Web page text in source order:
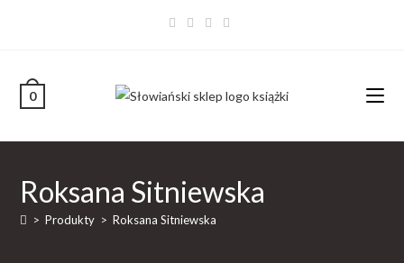
0
Roksana Sitniewska
> Produkty > Roksana Sitniewska